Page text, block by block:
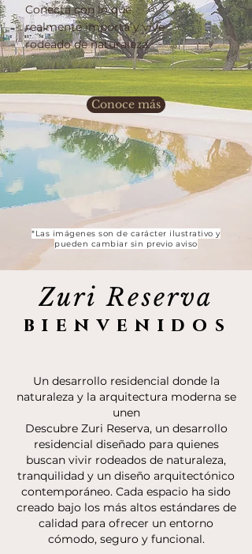
Conecta con lo que
realmente importa y vive
rodeado de naturaleza.
Conoce más
*Las imágenes son de carácter ilustrativo y
pueden cambiar sin previo aviso
Zuri Reserva
bienvenidos
Un desarrollo residencial donde la
naturaleza y la arquitectura moderna se
unen
Descubre Zuri Reserva, un desarrollo
residencial diseñado para quienes
buscan vivir rodeados de naturaleza,
tranquilidad y un diseño arquitectónico
contemporáneo. Cada espacio ha sido
creado bajo los más altos estándares de
calidad para ofrecer un entorno
cómodo, seguro y funcional.